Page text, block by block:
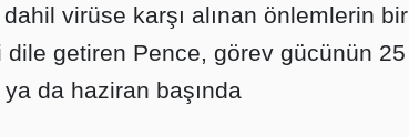
virüse karşı alınan önlemlerin bir
getiren Pence, görev gücünün 25
da haziran başında